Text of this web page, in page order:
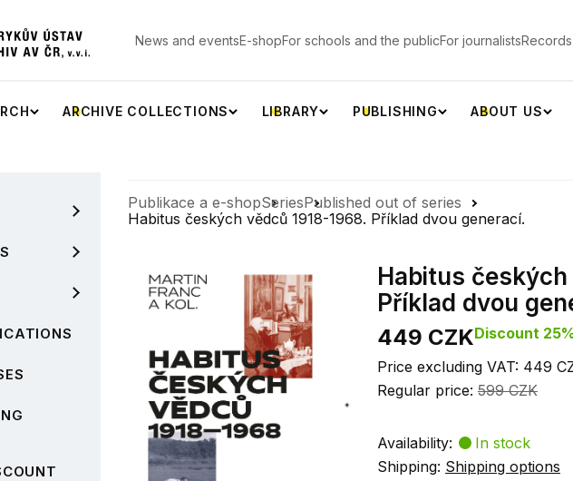
News and eventsE-shopFor schools and the publicFor journalists
ARCHIVE COLLECTIONS LIBRARY PUBLISHING ABOUT US
Publikace a e-shopSeriesPublished out of series
Habitus českých vědců 1918-1968. Příklad dvou generací.
Habitus českých
Příklad dvou
449 CZKDiscount
Price excluding VAT: 449
Regular price: 599 CZK
Availability:
In stock
Shipping: Shipping options